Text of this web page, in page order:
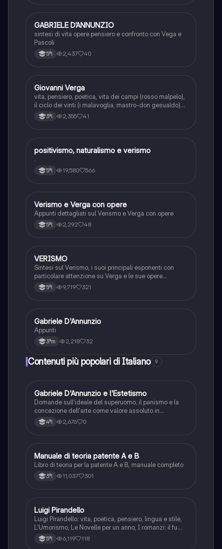
Italiano
GABRIELE D’ANNUNZIO
sintesi di vita opere pensiero e confronto con Vega e
Pascoli
5ªl 2,437 40
Italiano
Giovanni Verga
vita, pensiero, poetica, vita dei campi (rosso malpelo),
il ciclo dei vinti (i malavoglia, mastro-don gesualdo)
novelle rusticane (libertà, la roba), novelle
scampigliate (eros, eva e tigre reale).
3ªl 2,355 41
Italiano
positivismo, naturalismo e verismo
.
5ªl 19,580 566
Italiano
Verismo e Verga con opere
Appunti dettagliati sul Verismo e Verga con opere
5ªl 2,292 48
Italiano
VERISMO
Sintesi sul Verismo, i suoi principali esponenti con
particolare attenzione su Verga e le sue opere
principali
5ªl 9,719 321
Italiano
Gabriele D'Annunzio
Appunti
3ªm 2,218 32
Contenuti più popolari di Italiano 9
GItaliano
Gabriele D'Annunzio e l'Estetismo
Domande sull'ideale del superuomo, il panismo e la
concezione dell'arte come valore assoluto in
D'Annunzio.
4ªl 2,676 0
Italiano
Manuale di teoria patente A e B
Libro di teoria per la patente A e B, manuale completo
3ªl 11,037 301
Italiano
Luigi Pirandello
Luigi Pirandello: vita, poetica, pensiero, lingua e stile,
L'Umorismo, Le Novelle per un anno, I romanzi: il fu
Mattia Pascal, Quaderni di Serafino Gubbio operatore;
Uno, nessuno e centomila; il teatro: Sei personaggi in
5ªl 6,119 118